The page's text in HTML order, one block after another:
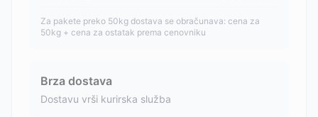
Za pakete preko 50kg dostava se obračunava: cena za
50kg + cena za ostatak prema cenovniku
Brza dostava
Dostavu vrši kurirska služba